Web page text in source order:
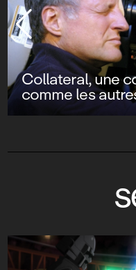
Collateral, une
comme les